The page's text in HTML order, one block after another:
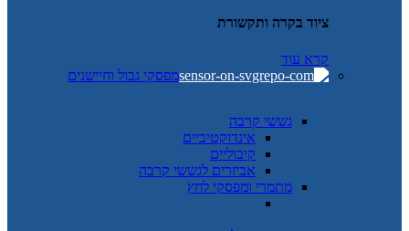
ציוד בקרה ותקשורת
קרא עוד
מפסקי גבול וחיישנים
גששי קרבה
אינדוקטיביים
קיבוליים
אביזרים לגששי קרבה
מתמרי ומפסקי לחץ